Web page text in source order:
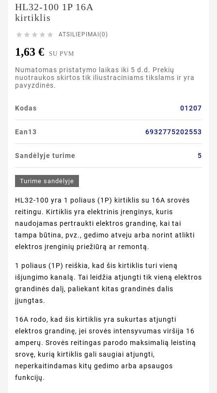
HL32-100 1P 16A
kirtiklis
     ATSILIEPIMAI(0)
1,63 € SU PVM
Numatomas pristatymo laikas iki 5 d.d. Prekių
nuotraukos skirtos tik iliustraciniams tikslams ir yra
pavyzdinės.
Kodas 01207
Ean13 6932775202553
Sandėlyje turime 5
Turime sandėlyje
HL32-100 yra 1 poliaus (1P) kirtiklis su 16A srovės
reitingu. Kirtiklis yra elektrinis įrenginys, kuris
naudojamas pertraukti elektros grandinę, kai tai
tampa būtina, pvz., gedimo atveju arba norint atlikti
elektros įrenginių priežiūrą ar remontą.
1 poliaus (1P) reiškia, kad šis kirtiklis turi vieną
išjungimo kanalą. Tai leidžia atjungti tik vieną elektros
grandinės dalį, paliekant kitas grandinės dalis
įjungtas.
16A rodo, kad šis kirtiklis yra sukurtas atjungti
elektros grandinę, jei srovės intensyvumas viršija 16
amperų. Srovės reitingas parodo maksimalią leistiną
srovę, kurią kirtiklis gali saugiai atjungti,
neperkaitindamas kitų gedimo arba apsaugos
funkcijų.